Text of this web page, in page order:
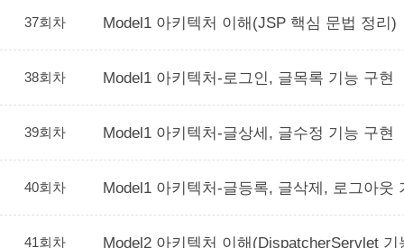
37회차 Model1 아키텍처 이해(JSP 핵심 문법 정리)
38회차 Model1 아키텍처-로그인, 글목록 기능 구현
39회차 Model1 아키텍처-글상세, 글수정 기능 구현
40회차 Model1 아키텍처-글등록, 글삭제, 로그아웃
41회차 Model2 아키텍처 이해(DispatcherServlet 기